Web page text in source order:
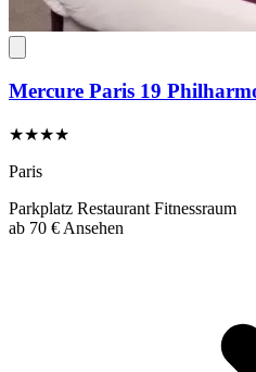
Mercure Paris 19
★★★★
Paris
Parkplatz Restaurant Fitnessraum
ab 70 € Ansehen